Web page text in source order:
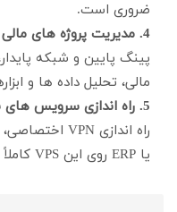
ضروری است.
4. مدیریت پروژه های مالی و تحلیل داده ها:
مالی، تحلیل داده ها و
5. راه اندازی سرویس های سازمانی
یا ERP روی این VPS کاملاً امکان پذیر است.